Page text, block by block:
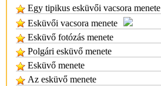
Egy tipikus esküvői vacsora menete
Esküvői vacsora menete
Esküvő fotózás menete
Polgári esküvő menete
Esküvő menete
Az esküvő menete